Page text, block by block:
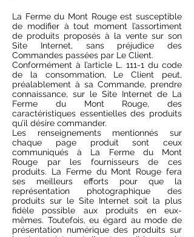
La Ferme du Mont Rouge est susceptible
de modifier à tout moment l’assortiment
de produits proposés à la vente sur son
Site Internet, sans préjudice des
Commandes passées par Le Client.
Conformément à l’article L. 111-1 du code
de la consommation, Le Client peut,
préalablement à sa Commande, prendre
connaissance, sur le Site Internet de La
Ferme du Mont Rouge, des
caractéristiques essentielles des produits
qu’il désire commander.
Les renseignements mentionnés sur
chaque page produit sont ceux
communiqués à La Ferme du Mont
Rouge par les fournisseurs de ces
produits. La Ferme du Mont Rouge fera
ses meilleurs efforts pour que la
représentation photographique des
produits sur le Site Internet soit la plus
fidèle possible aux produits en eux-
mêmes. Toutefois, eu égard au mode de
présentation numérique des produits sur